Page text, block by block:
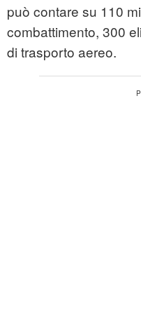
può contare su 110
combattimento, 300
di trasporto aereo.